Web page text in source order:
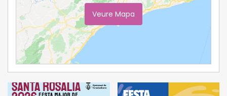
Veure Mapa